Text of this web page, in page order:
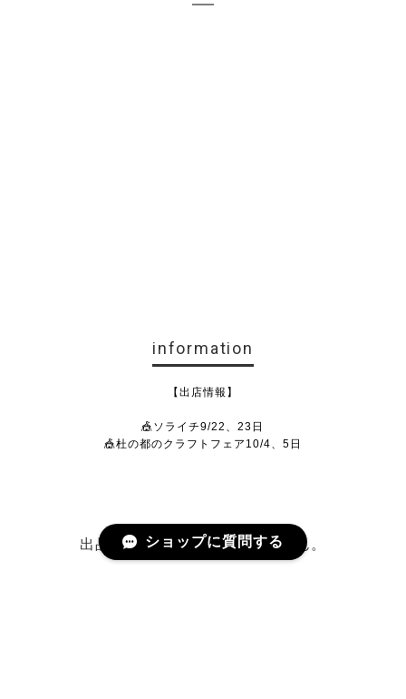
information
【出店情報】
🎪ソライチ9/22、23日
🎪杜の都のクラフトフェア10/4、5日
出品されている商品がありません。
ショップに質問する